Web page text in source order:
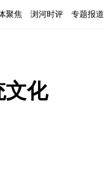
聚焦 浏河时评 专题报道
文化